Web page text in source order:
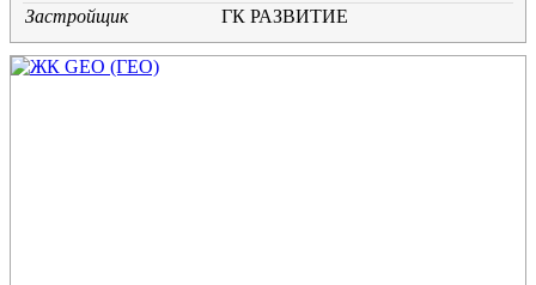
Застройщик
ГК РАЗВИТИЕ